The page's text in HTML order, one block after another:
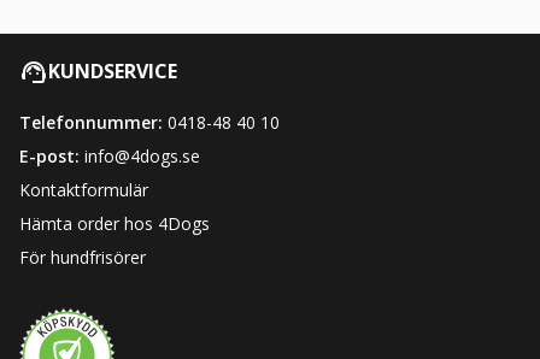
KUNDSERVICE
Telefonnummer: 0418-48 40 10
E-post: info@4dogs.se
Kontaktformulär
Hämta order hos 4Dogs
För hundfrisörer